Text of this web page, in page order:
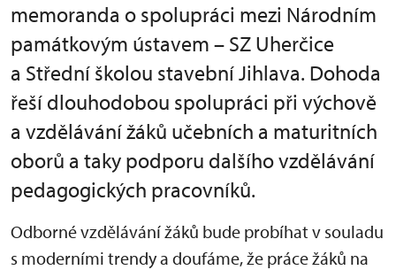
memoranda o spolupráci mezi Národním
památkovým ústavem – SZ Uherčice
a Střední školou stavební Jihlava. Dohoda
řeší dlouhodobou spolupráci při výchově
a vzdělávání žáků učebních a maturitních
oborů a taky podporu dalšího vzdělávání
pedagogických pracovníků.
Odborné vzdělávání žáků bude probíhat v souladu
s moderními trendy a doufáme, že práce žáků na